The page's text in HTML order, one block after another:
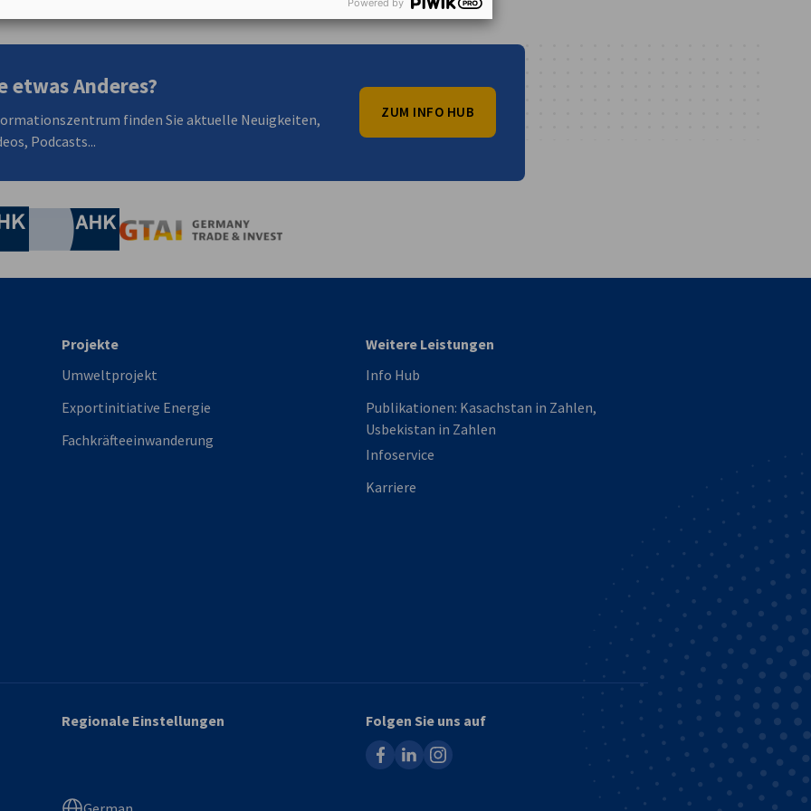
etwas Anderes?
finden Sie aktuelle Neuigkeiten,
Podcasts...
ZUM INFO HUB
Industrie- und Handelskammer
Industrie- und Handelskammer
AHK.de
Projekte
Umweltprojekt
Exportinitiative Energie
Fachkräfteeinwanderung
Weitere Leistungen
Info Hub
Publikationen: Kasachstan in Zahlen,
Usbekistan in Zahlen
Infoservice
Karriere
Regionale Einstellungen
Folgen Sie uns auf
facebooklinkedininstagram
Powered by